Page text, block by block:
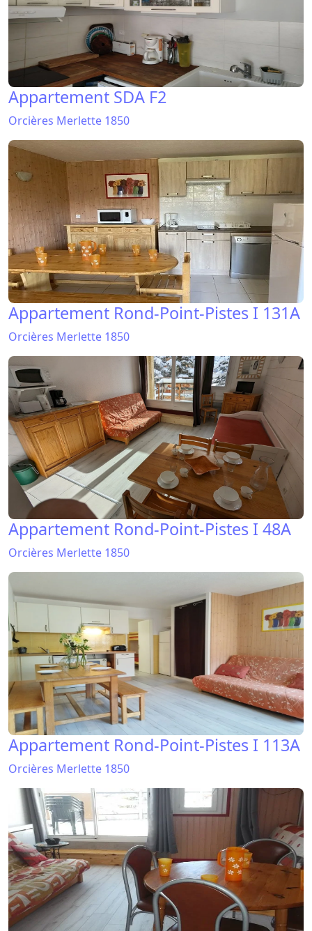
Appartement SDA F2
Orcières Merlette 1850
Appartement Rond-Point-Pistes I 131A
Orcières Merlette 1850
Appartement Rond-Point-Pistes I 48A
Orcières Merlette 1850
Appartement Rond-Point-Pistes I 113A
Orcières Merlette 1850